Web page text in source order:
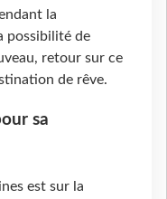
la
possibilité de
retour sur ce
de rêve.
sa
est sur la